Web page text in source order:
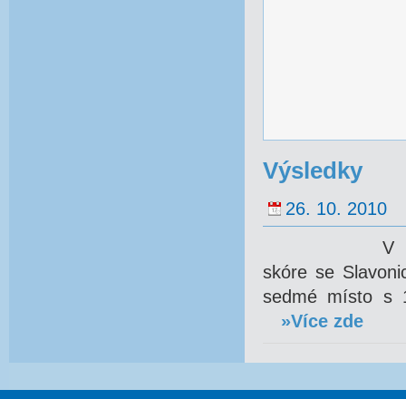
Výsledky
26. 10. 2010
V
skóre se
sedmé místo s
»Více zde